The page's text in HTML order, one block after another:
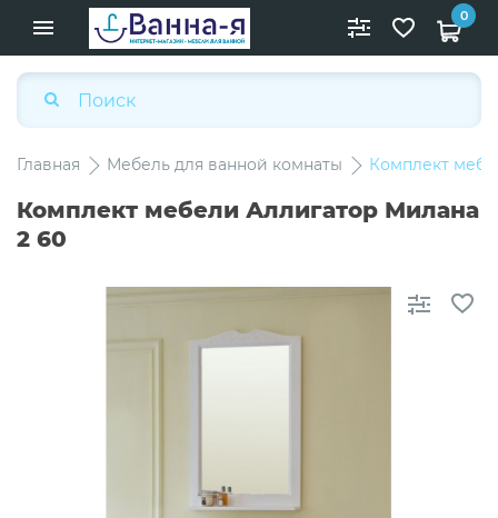
0
Главная Мебель для ванной комнаты Комплект
Комплект мебели Аллигатор Милана
2 60